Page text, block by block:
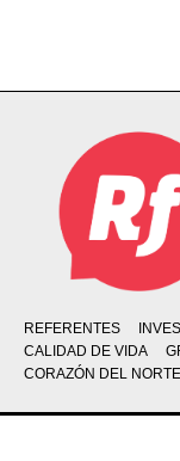
REFERENTES
CALIDAD DE VIDA
CORAZÓN DEL